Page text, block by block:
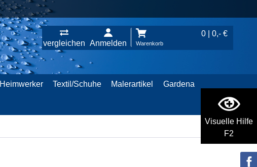
Visuelle Hilfe
F2
vergleichen Anmelden
0 | 0,- €
Warenkorb
Heimwerker Textil/Schuhe Malerartikel Gardena